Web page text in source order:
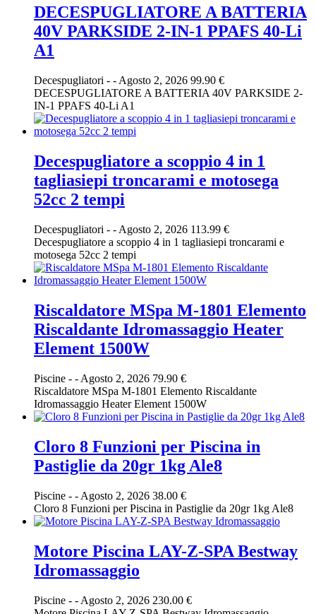
DECESPUGLIATORE A BATTERIA
40V PARKSIDE 2-IN-1 PPAFS 40-Li
A1
Decespugliatori - - Agosto 2, 2026 99.90 €
DECESPUGLIATORE A BATTERIA 40V PARKSIDE 2-
IN-1 PPAFS 40-Li A1
Decespugliatore a scoppio 4 in 1
tagliasiepi troncarami e motosega
52cc 2 tempi
Decespugliatori - - Agosto 2, 2026 113.99 €
Decespugliatore a scoppio 4 in 1 tagliasiepi troncarami e
motosega 52cc 2 tempi
Riscaldatore MSpa M-1801 Elemento
Riscaldante Idromassaggio Heater
Element 1500W
Piscine - - Agosto 2, 2026 79.90 €
Riscaldatore MSpa M-1801 Elemento Riscaldante
Idromassaggio Heater Element 1500W
Cloro 8 Funzioni per Piscina in
Pastiglie da 20gr 1kg Ale8
Piscine - - Agosto 2, 2026 38.00 €
Cloro 8 Funzioni per Piscina in Pastiglie da 20gr 1kg Ale8
Motore Piscina LAY-Z-SPA Bestway
Idromassaggio
Piscine - - Agosto 2, 2026 230.00 €